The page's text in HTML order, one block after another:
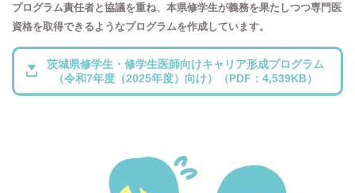
プログラム責任者と協議を重ね、本県修学生が義務を果たしつつ専門医
資格を取得できるようなプログラムを作成しています。
茨城県修学生・修学生医師向けキャリア形成プログラム
（令和7年度（2025年度）向け）（PDF：4,539KB）